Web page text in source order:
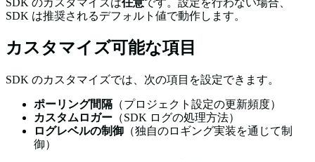
SDK のカスタマイズは任意です。設定を行わない場合、
SDK は推奨されるデフォルト値で動作します。
カスタマイズ可能な項目
SDK のカスタマイズでは、次の項目を設定できます。
ポーリング間隔 （プロジェクト設定の更新頻度）
カスタムロガー （SDK ログの処理方法）
ログレベルの制御 （独自のロギング実装を通じて制
御）